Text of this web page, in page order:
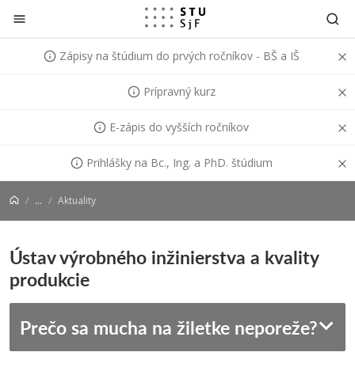
Prejsť na obsah
Zápisy na štúdium do prvých ročníkov - BŠ a IŠ
Prípravný kurz
E-zápis do vyšších ročníkov
Prihlášky na Bc., Ing. a PhD. štúdium
... Aktuality
Ústav výrobného inžinierstva a kvality
produkcie
Prečo sa mucha na žiletke neporeže?